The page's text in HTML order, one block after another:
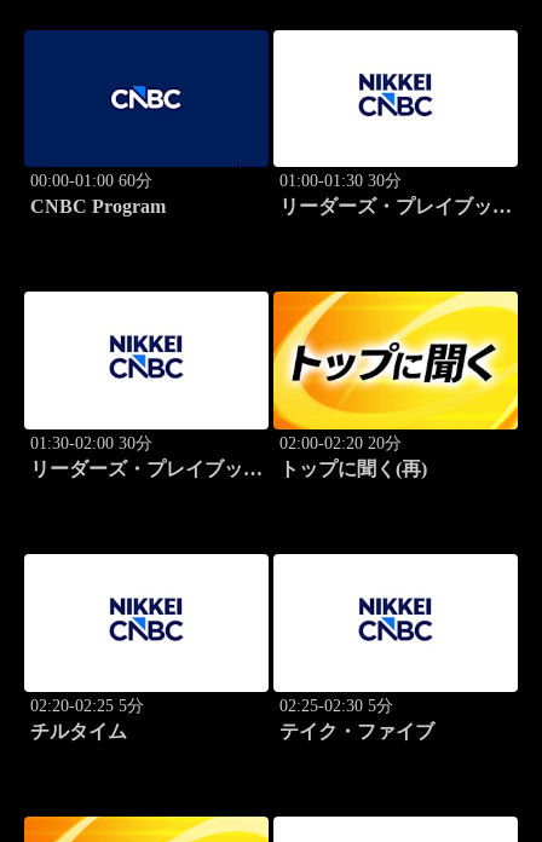
00:00-01:00 60分
CNBC Program
01:00-01:30 30分
リーダーズ・プレイブック
01:30-02:00 30分
リーダーズ・プレイブック
02:00-02:20 20分
トップに聞く(再)
02:20-02:25 5分
チルタイム
02:25-02:30 5分
テイク・ファイブ